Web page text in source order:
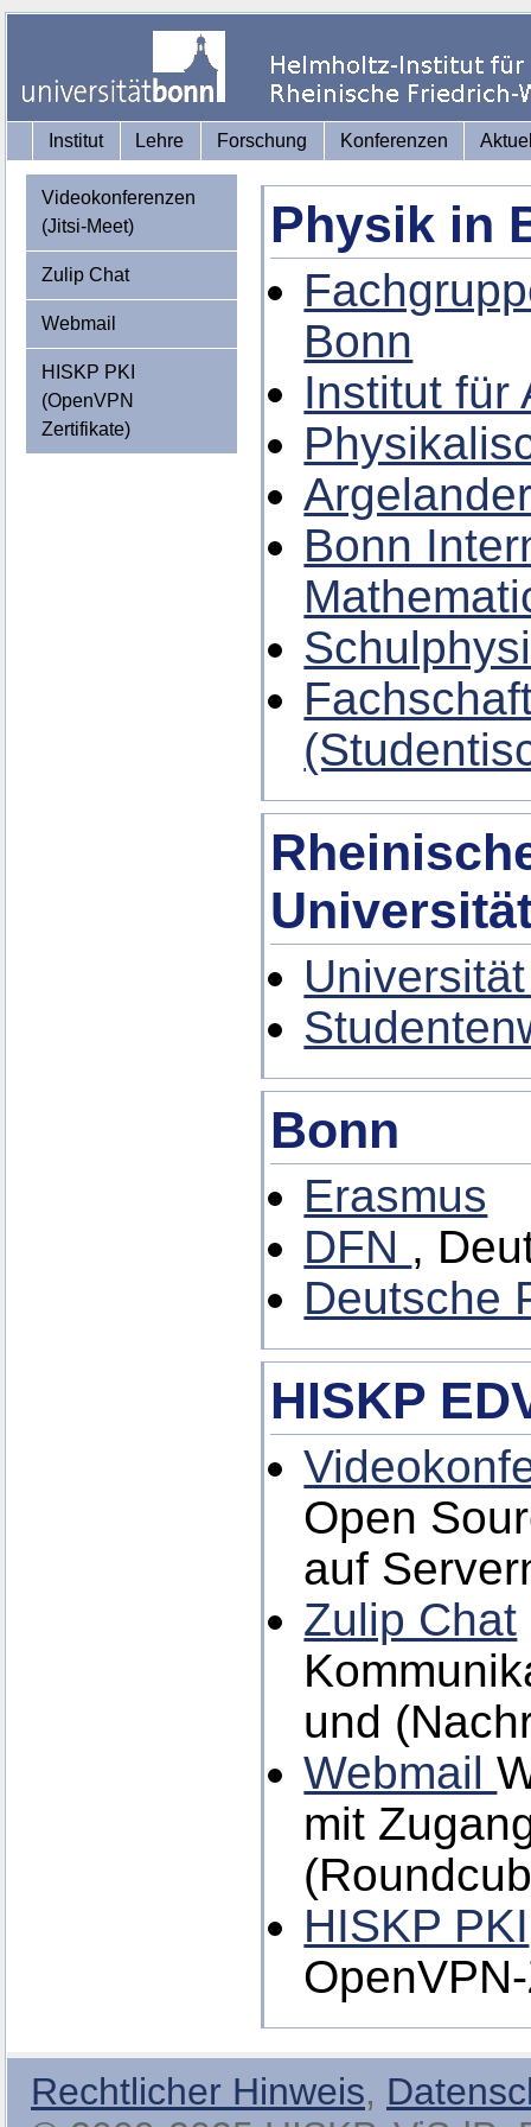
Institut Lehre Forschung Konferenzen
Videokonferenzen
(Jitsi-Meet)
Zulip Chat
Webmail
HISKP PKI
(OpenVPN
Zertifikate)
Physik in
Bonn
Institut für
Bonn
Bonn
Erasmus
DFN ,
Deutsche
HISKP
Open
auf
Zulip Chat
und
Webmail
mit
HISKP PKI
Rechtlicher Hinweis,